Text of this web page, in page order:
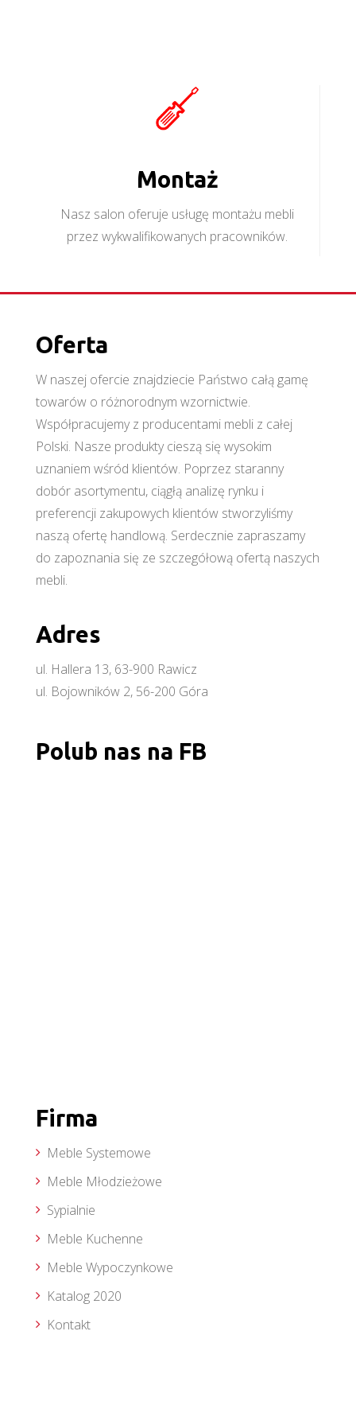
Montaż
Nasz salon oferuje usługę montażu mebli
przez wykwalifikowanych pracowników.
Oferta
W naszej ofercie znajdziecie Państwo całą gamę
towarów o różnorodnym wzornictwie.
Współpracujemy z producentami mebli z całej
Polski. Nasze produkty cieszą się wysokim
uznaniem wśród klientów. Poprzez staranny
dobór asortymentu, ciągłą analizę rynku i
preferencji zakupowych klientów stworzyliśmy
naszą ofertę handlową. Serdecznie zapraszamy
do zapoznania się ze szczegółową ofertą naszych
mebli.
Adres
ul. Hallera 13, 63-900 Rawicz
ul. Bojowników 2, 56-200 Góra
Polub nas na FB
Firma
Meble Systemowe
Meble Młodzieżowe
Sypialnie
Meble Kuchenne
Meble Wypoczynkowe
Katalog 2020
Kontakt